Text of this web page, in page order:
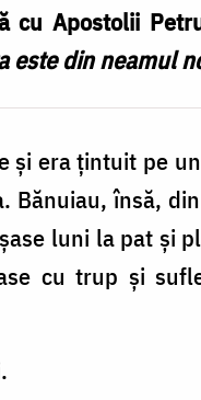
cu Apostolii
este din neamul
şi era ţintuit pe
Bănuiau, însă,
luni la pat şi
cu trup şi